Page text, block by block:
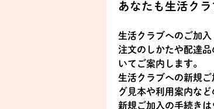
あなたも生活ク
生活クラブへのご加入
注文のしかたや配達
いてご案内します。
生活クラブへの新規
グ見本や利用案内など
新規ご加入の手続き